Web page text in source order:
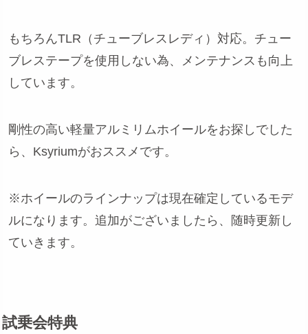
もちろんTLR（チューブレスレディ）対応。チュー
ブレステープを使用しない為、メンテナンスも向上
しています。
剛性の高い軽量アルミリムホイールをお探しでした
ら、Ksyriumがおススメです。
※ホイールのラインナップは現在確定しているモデ
ルになります。追加がございましたら、随時更新し
ていきます。
試乗会特典